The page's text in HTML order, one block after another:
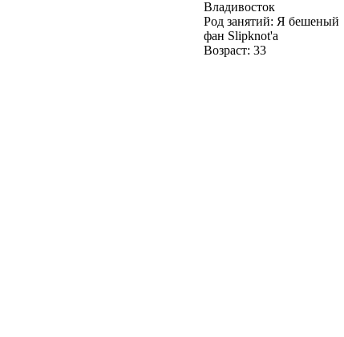
Владивосток
Род занятий: Я бешеный
фан Slipknot'a
Возраст: 33